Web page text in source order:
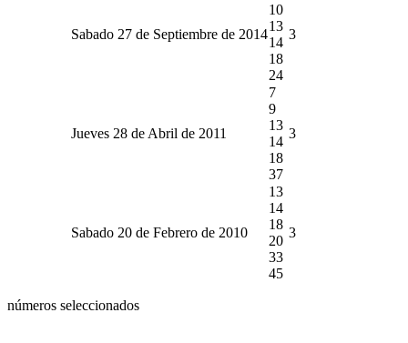
Sabado 27 de Septiembre de 2014
10
13
14
18
24
3
Jueves 28 de Abril de 2011
7
9
13
14
18
37
3
Sabado 20 de Febrero de 2010
13
14
18
20
33
45
3
números seleccionados